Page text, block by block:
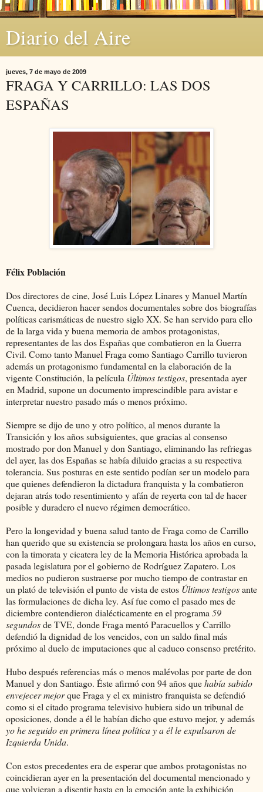
Diario del Aire
jueves, 7 de mayo de 2009
FRAGA Y CARRILLO: LAS DOS
ESPAÑAS
Félix Población
Dos directores de cine, José Luis López Linares y Manuel Martín
Cuenca, decidieron hacer sendos documentales sobre dos biografías
políticas carismáticas de nuestro siglo XX. Se han servido para ello
de la larga vida y buena memoria de ambos protagonistas,
representantes de las dos Españas que combatieron en la Guerra
Civil. Como tanto Manuel Fraga como Santiago Carrillo tuvieron
además un protagonismo fundamental en la elaboración de la
vigente Constitución, la película Últimos testigos, presentada ayer
en Madrid, supone un documento imprescindible para avistar e
interpretar nuestro pasado más o menos próximo.
Siempre se dijo de uno y otro político, al menos durante la
Transición y los años subsiguientes, que gracias al consenso
mostrado por don Manuel y don Santiago, eliminando las refriegas
del ayer, las dos Españas se había diluido gracias a su respectiva
tolerancia. Sus posturas en este sentido podían ser un modelo para
que quienes defendieron la dictadura franquista y la combatieron
dejaran atrás todo resentimiento y afán de reyerta con tal de hacer
posible y duradero el nuevo régimen democrático.
Pero la longevidad y buena salud tanto de Fraga como de Carrillo
han querido que su existencia se prolongara hasta los años en curso,
con la timorata y cicatera ley de la Memoria Histórica aprobada la
pasada legislatura por el gobierno de Rodríguez Zapatero. Los
medios no pudieron sustraerse por mucho tiempo de contrastar en
un plató de televisión el punto de vista de estos Últimos testigosante
las formulaciones de dicha ley. Así fue como el pasado mes de
diciembre contendieron dialécticamente en el programa 59
segundosde TVE, donde Fraga mentó Paracuellos y Carrillo
defendió la dignidad de los vencidos, con un saldo final más
próximo al duelo de imputaciones que al caduco consenso pretérito.
Hubo después referencias más o menos malévolas por parte de don
Manuel y don Santiago. Éste afirmó con 94 años quehabía sabido
envejecer mejorque Fraga y el ex ministro franquista se defendió
como si el citado programa televisivo hubiera sido un tribunal de
oposiciones, donde a él le habían dicho que estuvo mejor, y además
yo he seguido en primera línea política y a él le expulsaron de
Izquierda Unida.
Con estos precedentes era de esperar que ambos protagonistas no
coincidieran ayer en la presentación del documental mencionado y
que volvieran a disentir hasta en la emoción ante la exhibición